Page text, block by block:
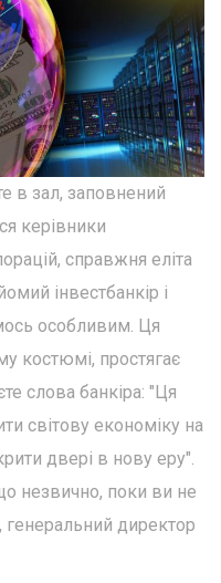
в зал, заповнений
керівники
справжня еліта
інвестбанкір і
особливим. Ця
костюмі, простягає
слова банкіра: "Ця
світову економіку на
двері в нову еру".
незвично, поки ви не
директор